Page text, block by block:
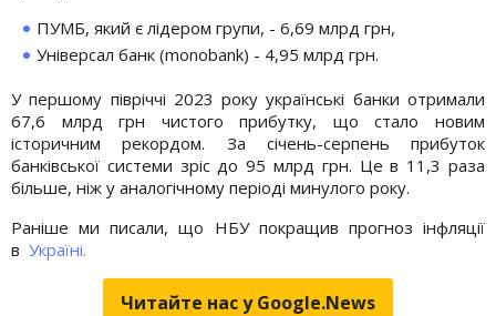
ПУМБ, який є лідером групи, - 6,69 млрд грн,
Універсал банк (monobank) - 4,95 млрд грн.
У першому півріччі 2023 року українські банки отримали
67,6 млрд грн чистого прибутку, що стало новим
історичним рекордом. За січень-серпень прибуток
банківської системи зріс до 95 млрд грн. Це в 11,3 раза
більше, ніж у аналогічному періоді минулого року.
Раніше ми писали, що НБУ покращив прогноз інфляції
в Україні.
Читайте нас у Google.News